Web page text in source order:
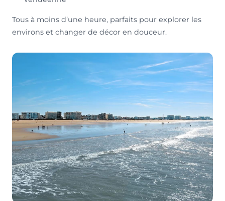
Tous à moins d’une heure, parfaits pour explorer les
environs et changer de décor en douceur.